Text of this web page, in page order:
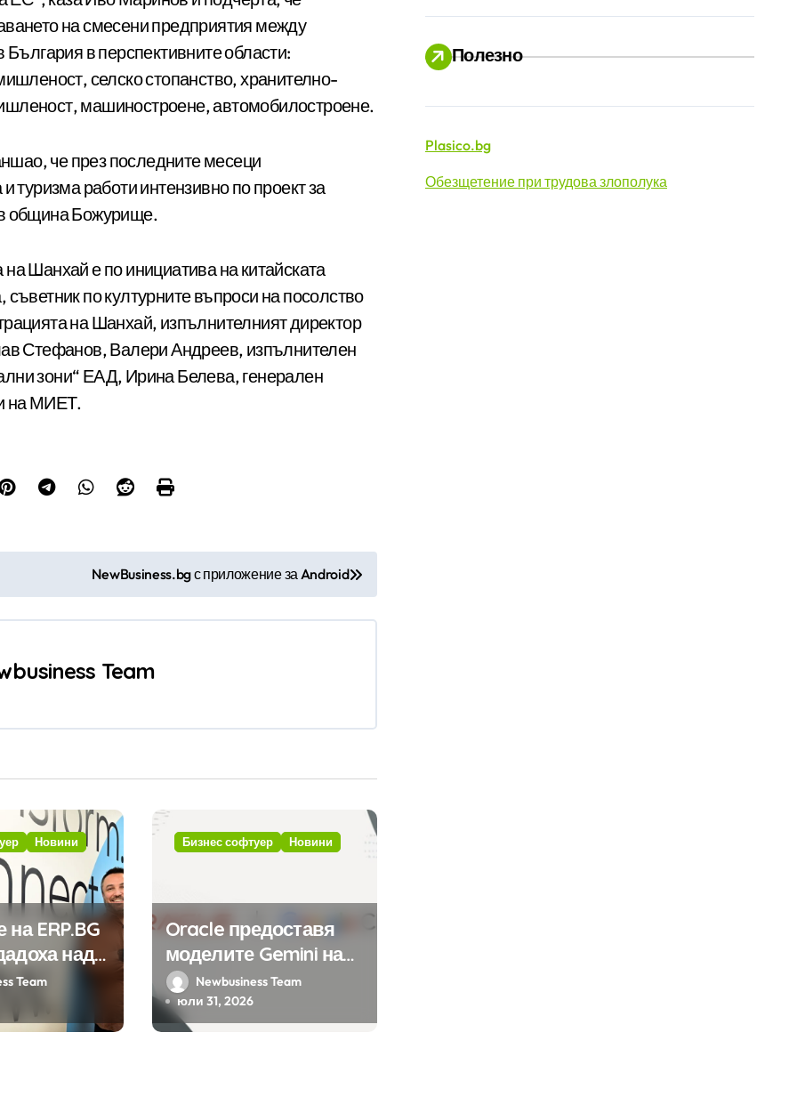
на смесени предприятия между
в перспективните области:
селско стопанство, хранително-
машиностроене, автомобилостроене.
че през последните месеци
туризма работи интензивно по проект за
община Божурище.
Шанхай е по инициатива на китайската
по културните въпроси на посолство
на Шанхай, изпълнителният директор
Стефанов, Валери Андреев, изпълнителен
зони“ ЕАД, Ирина Белева, генерален
на МИЕТ.
NewBusiness.bg с приложение за Android
Team
Новини
на ERP.BG
над
за
с
Team
Бизнес софтуер Новини
Oracle предоставя
моделите Gemini на
Google на хиляди
клиенти на бизнес
приложения
Newbusiness Team
юли 31, 2026
Полезно
Plasico.bg
Обезщетение при трудова злополука